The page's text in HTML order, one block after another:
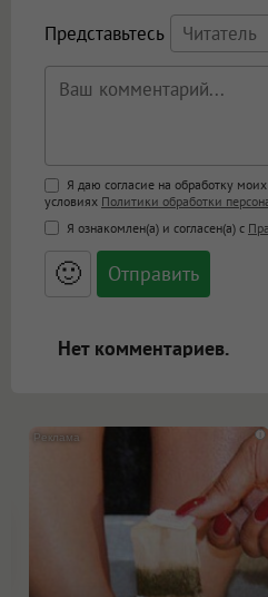
Представьтесь
Поддержка HTML
<b>, <strong>, <u>, <i>,
<small>, <sup>, <sub>,
<blockquote>, <code>
адреса URL
ссылками, и [img]адрес[/
Я даю согласие на обработку
условиях Политики обработки
Я ознакомлен(а) и согласен(а) с
🙂
Нет комментариев.
i